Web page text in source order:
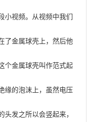
小视频。从视频中我们
了金属球壳上，然后他
个金属球壳叫作范式起
缘的泡沫上，虽然电压
头发之所以会竖起来，